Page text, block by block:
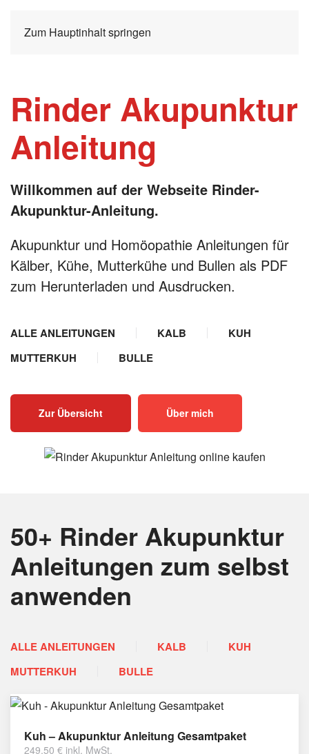
Zum Hauptinhalt springen
Rinder Akupunktur
Anleitung
Willkommen auf der Webseite Rinder-
Akupunktur-Anleitung.
Akupunktur und Homöopathie Anleitungen für
Kälber, Kühe, Mutterkühe und Bullen als PDF
zum Herunterladen und Ausdrucken.
ALLE ANLEITUNGEN KALB
KUH
MUTTERKUH
BULLE
Zur Übersicht Über mich
50+ Rinder Akupunktur
Anleitungen zum selbst
anwenden
ALLE ANLEITUNGEN KALB
KUH
MUTTERKUH
BULLE
Kuh – Akupunktur Anleitung Gesamtpaket
249,50 € inkl. MwSt.